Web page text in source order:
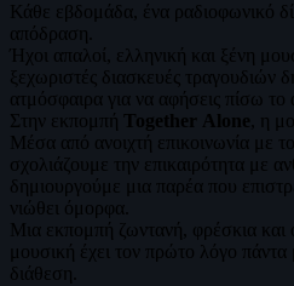
Κάθε εβδομάδα, ένα ραδιοφωνικό
απόδραση.
Ήχοι απαλοί, ελληνική και ξένη
ξεχωριστές διασκευές τραγουδιών
ατμόσφαιρα για να αφήσεις πίσω το
Στην εκπομπή Together Alone, η
Μέσα από ανοιχτή επικοινωνία με
σχολιάζουμε την επικαιρότητα με
δημιουργούμε μια παρέα που
νιώθει όμορφα.
Μια εκπομπή ζωντανή, φρέσκια και
μουσική έχει τον πρώτο λόγο
διάθεση.